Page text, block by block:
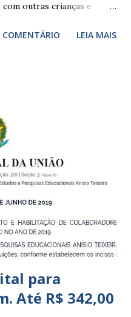
outras crianças e
educação integral e de
– EMEIs - Escolas
atendem crianças de 4
Centro Municipal de
de zero a 5 anos e 11
LEIA MAIS
para
Até R$ 342,00